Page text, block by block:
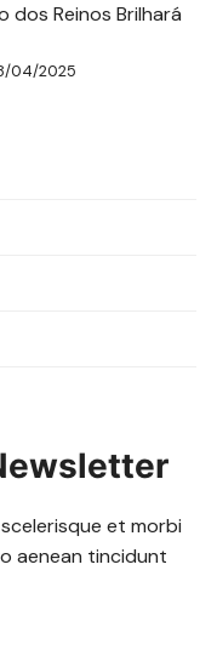
dos Reinos Brilhará
04/2025
et morbi
aenean tincidunt